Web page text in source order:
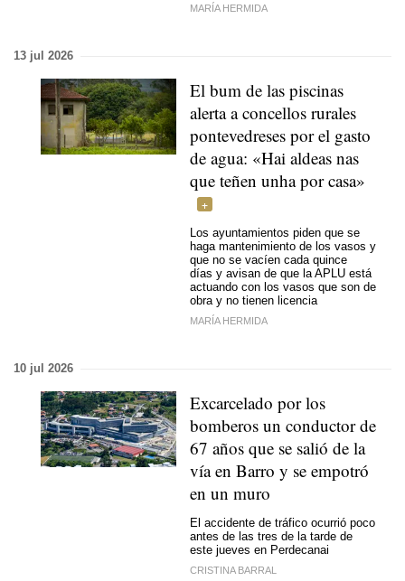
MARÍA HERMIDA
13 jul 2026
El bum de las piscinas
alerta a concellos rurales
pontevedreses por el gasto
de agua: «Hai aldeas nas
que teñen unha por casa»
Los ayuntamientos piden que se
haga mantenimiento de los vasos y
que no se vacíen cada quince
días y avisan de que la APLU está
actuando con los vasos que son de
obra y no tienen licencia
MARÍA HERMIDA
10 jul 2026
Excarcelado por los
bomberos un conductor de
67 años que se salió de la
vía en Barro y se empotró
en un muro
El accidente de tráfico ocurrió poco
antes de las tres de la tarde de
este jueves en Perdecanai
CRISTINA BARRAL